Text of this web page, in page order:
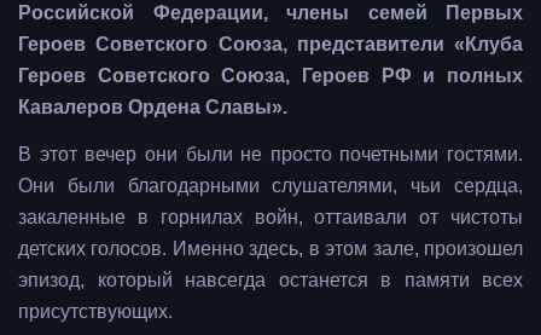
Российской Федерации, члены семей Первых
Героев Советского Союза, представители «Клуба
Героев Советского Союза, Героев РФ и полных
Кавалеров Ордена Славы».
В этот вечер они были не просто почетными гостями.
Они были благодарными слушателями, чьи сердца,
закаленные в горнилах войн, оттаивали от чистоты
детских голосов. Именно здесь, в этом зале, произошел
эпизод, который навсегда останется в памяти всех
присутствующих.